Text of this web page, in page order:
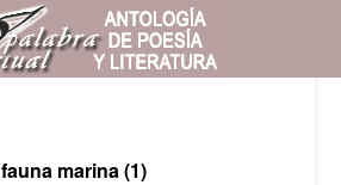
fauna marina (1)